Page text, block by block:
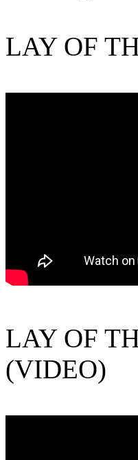
LAY OF
LAY OF
(VIDEO)